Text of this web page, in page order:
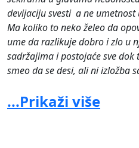
devijaciju svesti a ne
Ma koliko to neko želeo da
ume da razlikuje dobro i zlo u
sadržajima i postojaće sve dok
smeo da se desi, ali ni izložba
delom svog takozvanog
„podzemlju“ ljudskog duha,
...Prikaži više